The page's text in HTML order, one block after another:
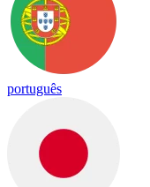
português